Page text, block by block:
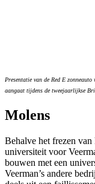
Presentatie van de Red E
aangaat tijdens de tweejaarlijkse
Molens
Behalve het frezen
universiteit voor
bouwen met een
Veerman’s andere